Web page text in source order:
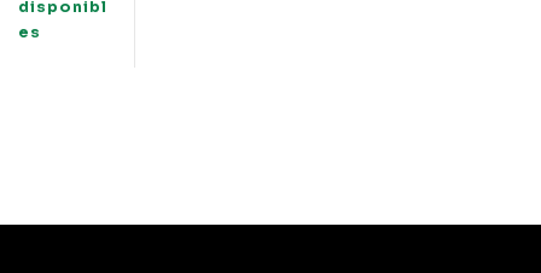
disponibl
es